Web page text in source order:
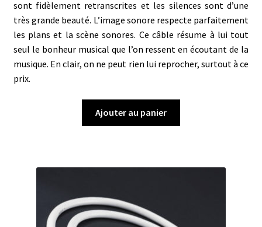
sont fidèlement retranscrites et les silences sont d’une
très grande beauté. L’image sonore respecte parfaitement
les plans et la scène sonores. Ce câble résume à lui tout
seul le bonheur musical que l’on ressent en écoutant de la
musique. En clair, on ne peut rien lui reprocher, surtout à ce
prix.
Ajouter au panier